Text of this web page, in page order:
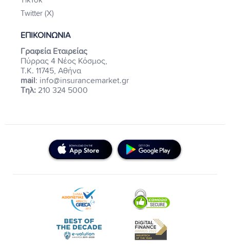
Twitter (X)
ΕΠΙΚΟΙΝΩΝΙΑ
Γραφεία Εταιρείας
Πύρρας 4 Νέος Κόσμος,
Τ.Κ. 11745, Αθήνα
mail : info@insurancemarket.gr
Τηλ: 210 324 5000